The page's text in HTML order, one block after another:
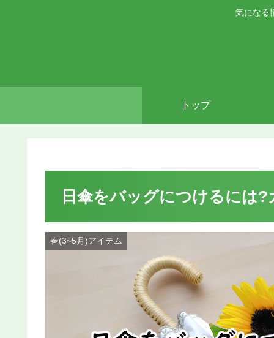
気になる
トップ
日傘をバッグにつけるには
春(3~5月)アイテム